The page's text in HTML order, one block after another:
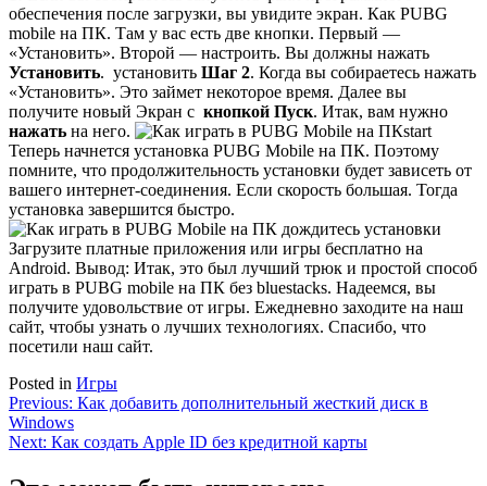
обеспечения после загрузки, вы увидите экран. Как PUBG
mobile на ПК. Там у вас есть две кнопки. Первый —
«Установить». Второй — настроить. Вы должны нажать
Установить. установить Шаг 2. Когда вы собираетесь нажать
«Установить». Это займет некоторое время. Далее вы
получите новый Экран с кнопкой Пуск. Итак, вам нужно
нажать на него.
start
Теперь начнется установка PUBG Mobile на ПК. Поэтому
помните, что продолжительность установки будет зависеть от
вашего интернет-соединения. Если скорость большая. Тогда
установка завершится быстро.
дождитесь установки
Загрузите платные приложения или игры бесплатно на
Android. Вывод: Итак, это был лучший трюк и простой способ
играть в PUBG mobile на ПК без bluestacks. Надеемся, вы
получите удовольствие от игры. Ежедневно заходите на наш
сайт, чтобы узнать о лучших технологиях. Спасибо, что
посетили наш сайт.
Posted in Игры
Навигация
по
Previous: Как добавить дополнительный жесткий диск в
Windows
Next: Как создать Apple ID без кредитной карты